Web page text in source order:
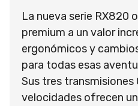
La nueva serie RX820
premium a un valor
ergonómicos y
para todas esas
Sus tres transmisiones
velocidades ofrecen